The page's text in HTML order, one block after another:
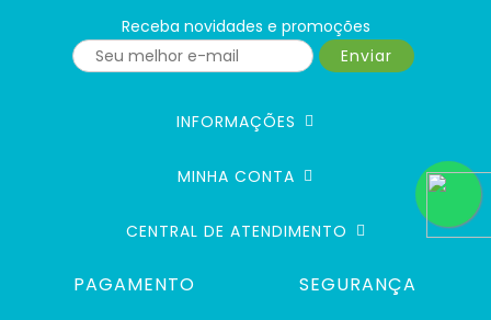
Receba novidades e promoções
Enviar
INFORMAÇÕES
MINHA CONTA
CENTRAL DE ATENDIMENTO
PAGAMENTO SEGURANÇA